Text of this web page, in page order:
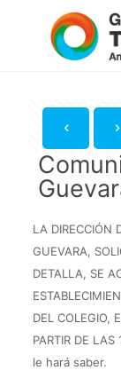
LA DIRECCIÓN
GUEVARA,
DETALLA, SE
DEL COLEGIO,
PARTIR DE
le hará saber.